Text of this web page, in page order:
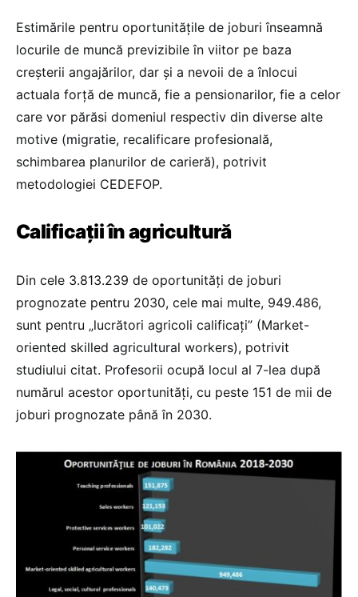
Estimările pentru oportunităţile de joburi înseamnă
locurile de muncă previzibile în viitor pe baza
creşterii angajărilor, dar şi a nevoii de a înlocui
actuala forţă de muncă, fie a pensionarilor, fie a celor
care vor părăsi domeniul respectiv din diverse alte
motive (migratie, recalificare profesională,
schimbarea planurilor de carieră), potrivit
metodologiei CEDEFOP.
Calificaţii în agricultură
Din cele 3.813.239 de oportunităţi de joburi
prognozate pentru 2030, cele mai multe, 949.486,
sunt pentru „lucrători agricoli calificați” (Market-
oriented skilled agricultural workers), potrivit
studiului citat. Profesorii ocupă locul al 7-lea după
numărul acestor oportunităţi, cu peste 151 de mii de
joburi prognozate până în 2030.